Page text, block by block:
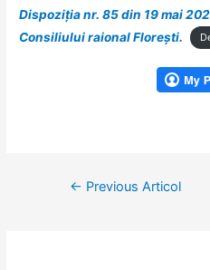
Dispoziția nr. 85 din 19 mai
Consiliului raional Florești.
Navigare
← Previous Articol